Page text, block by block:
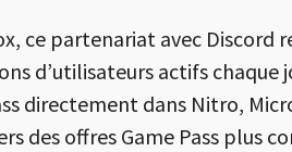
ce partenariat avec
d’utilisateurs actifs chaque
directement dans Nitro,
des offres Game Pass plus